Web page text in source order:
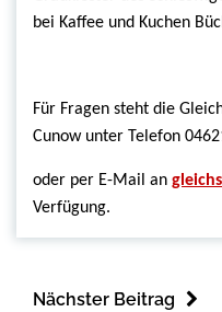
bei Kaffee und Kuchen
Für Fragen steht die
Cunow unter Telefon
oder per E-Mail an
Verfügung.
Nächster Beitrag